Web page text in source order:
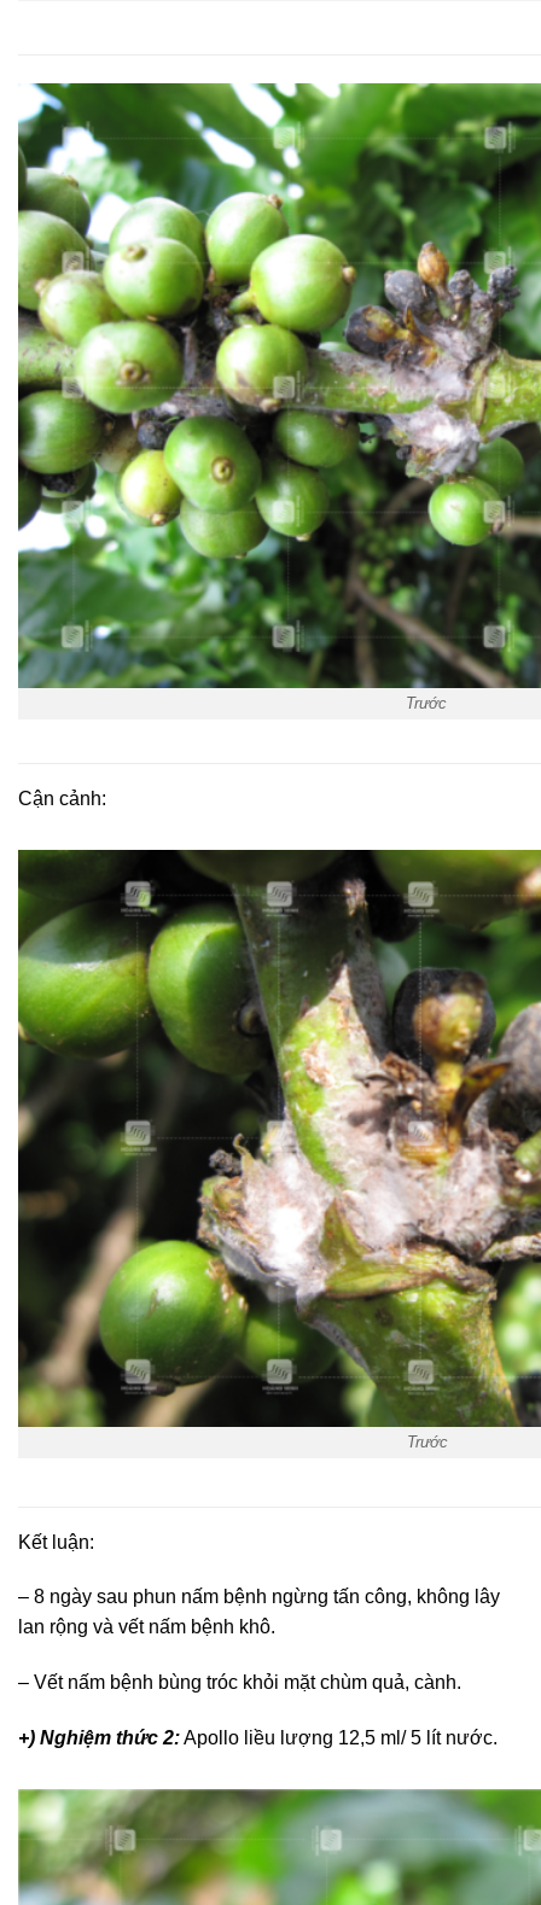
Trước
Cận cảnh:
Trước
Kết luận:
– 8 ngày sau phun nấm bệnh ngừng tấn công, không lây
lan rộng và vết nấm bệnh khô.
– Vết nấm bệnh bùng tróc khỏi mặt chùm quả, cành.
+) Nghiệm thức 2:Apollo liều lượng 12,5 ml/ 5 lít nước.